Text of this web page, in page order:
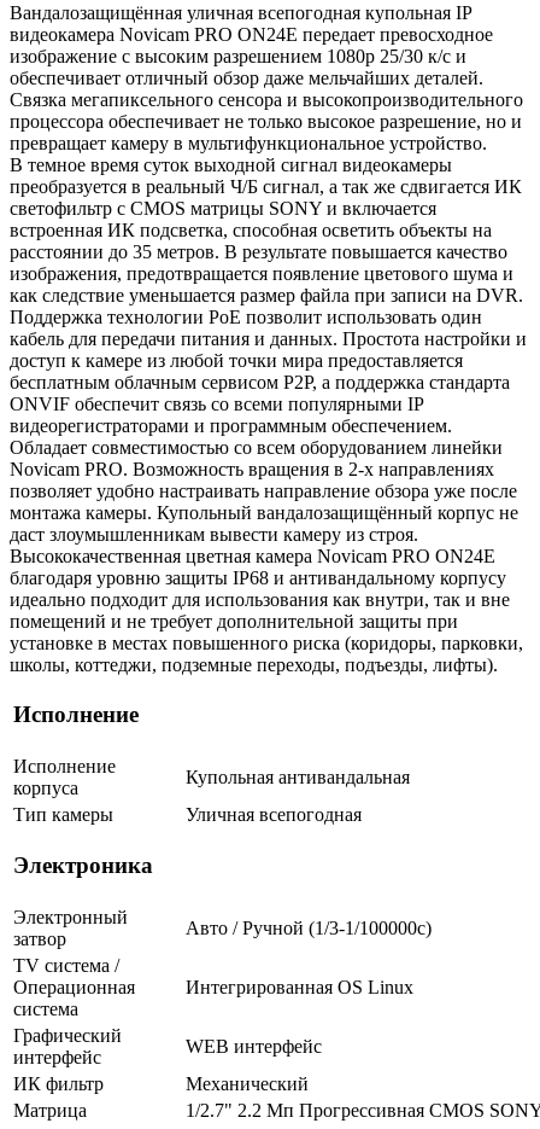
Вандалозащищённая уличная всепогодная купольная IP
видеокамера Novicam PRO ON24E передает превосходное
изображение с высоким разрешением 1080p 25/30 к/с и
обеспечивает отличный обзор даже мельчайших деталей.
Связка мегапиксельного сенсора и высокопроизводительного
процессора обеспечивает не только высокое разрешение, но и
превращает камеру в мультифункциональное устройство.
В темное время суток выходной сигнал видеокамеры
преобразуется в реальный Ч/Б сигнал, а так же сдвигается ИК
светофильтр с CMOS матрицы SONY и включается
встроенная ИК подсветка, способная осветить объекты на
расстоянии до 35 метров. В результате повышается качество
изображения, предотвращается появление цветового шума и
как следствие уменьшается размер файла при записи на DVR.
Поддержка технологии РоЕ позволит использовать один
кабель для передачи питания и данных. Простота настройки и
доступ к камере из любой точки мира предоставляется
бесплатным облачным сервисом P2P, а поддержка стандарта
ONVIF обеспечит связь со всеми популярными IP
видеорегистраторами и программным обеспечением.
Обладает совместимостью со всем оборудованием линейки
Novicam PRO. Возможность вращения в 2-х направлениях
позволяет удобно настраивать направление обзора уже после
монтажа камеры. Купольный вандалозащищённый корпус не
даст злоумышленникам вывести камеру из строя.
Высококачественная цветная камера Novicam PRO ON24E
благодаря уровню защиты IP68 и антивандальному корпусу
идеально подходит для использования как внутри, так и вне
помещений и не требует дополнительной защиты при
установке в местах повышенного риска (коридоры, парковки,
школы, коттеджи, подземные переходы, подъезды, лифты).
Исполнение
Исполнение
корпуса
Купольная антивандальная
Тип камеры
Уличная всепогодная
Электроника
Электронный
затвор
Авто / Ручной (1/3-1/100000c)
TV система /
Операционная
система
Интегрированная OS Linux
Графический
интерфейс
WEB интерфейс
ИК фильтр
Механический
Матрица
1/2.7" 2.2 Мп Прогрессивная CMOS